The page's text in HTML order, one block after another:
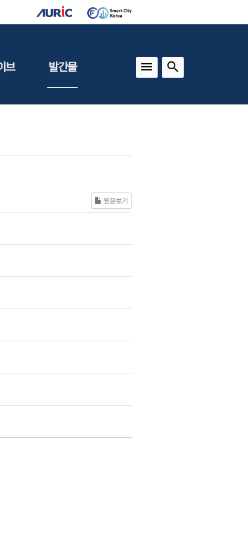
브 발간물
건축도시연구
원문보기